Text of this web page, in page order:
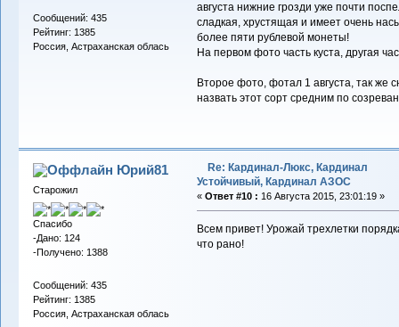
Сообщений: 435
Рейтинг: 1385
Россия, Астраханская облась
августа нижние грозди уже почти
сладкая, хрустящая и имеет очень
более пяти рублевой монеты!
На первом фото часть куста, другая
Второе фото, фотал 1 августа, так же
назвать этот сорт средним по
Юрий81
Старожил
Спасибо
-Дано: 124
-Получено: 1388
Сообщений: 435
Рейтинг: 1385
Россия, Астраханская облась
Re: Кардинал-Люкс, Кардинал
Устойчивый, Кардинал АЗОС
« Ответ #10 : 16 Августа 2015, 23:01:19 »
Всем привет! Урожай трехлетки
что рано!